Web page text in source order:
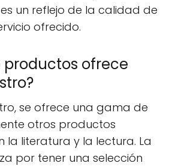
un reflejo de la calidad de
ofrecido.
productos ofrece
se ofrece una gama de
otros productos
la literatura y la lectura. La
por tener una selección